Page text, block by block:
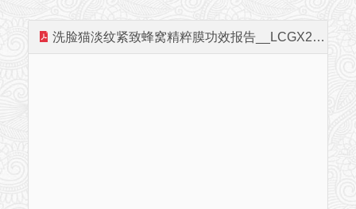
洗脸猫淡纹紧致蜂窝精粹膜功效报告__LCGX251000724V1.pdf